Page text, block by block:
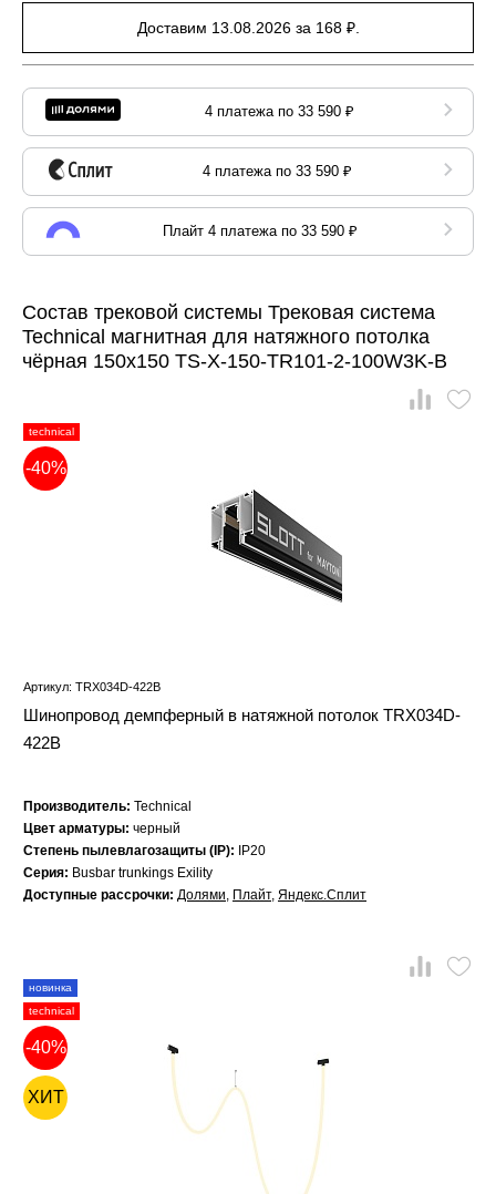
Доставим 13.08.2026 за 168 ₽.
4 платежа по 33 590 ₽
4 платежа по 33 590 ₽
Плайт 4 платежа по 33 590 ₽
Состав трековой системы Трековая система
Technical магнитная для натяжного потолка
чёрная 150x150 TS-X-150-TR101-2-100W3K-B
technical
-40%
Артикул: TRX034D-422B
Шинопровод демпферный в натяжной потолок TRX034D-
422B
Производитель: Technical
Цвет арматуры: черный
Степень пылевлагозащиты (IP):
IP20
Серия: Busbar trunkings Exility
Доступные рассрочки: Долями, Плайт, Яндекс.Сплит
новинка
technical
-40%
ХИТ